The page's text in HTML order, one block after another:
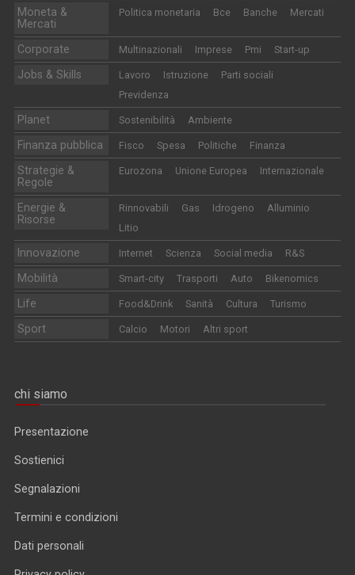
Moneta &
Mercati
Politica monetaria Bce Banche Mercati
Corporate Multinazionali Imprese Pmi Start-up
Jobs & Skills Lavoro Istruzione
Parti sociali
Previdenza
Planet Sostenibilità Ambiente
Finanza pubblica Fisco Spesa Politiche Finanza
Strategie &
Regole
Eurozona Unione Europea Internazionale
Energie &
Risorse
Rinnovabili Gas Idrogeno
Alluminio
Litio
Innovazione Internet Scienza Social media R&S
Mobilità Smart-city Trasporti Auto Bikenomics
Life Food&Drink Sanità Cultura Turismo
Sport Calcio Motori Altri sport
chi siamo
Presentazione
Sostienici
Segnalazioni
Termini e condizioni
Dati personali